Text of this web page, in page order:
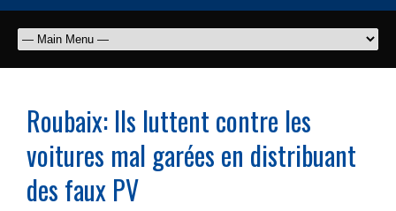
Roubaix: Ils luttent contre les
voitures mal garées en distribuant
des faux PV